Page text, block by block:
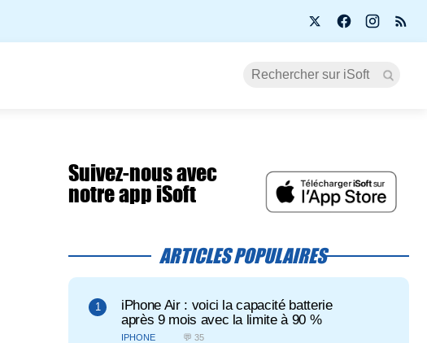
Suivez-nous avec
notre app iSoft
ARTICLES POPULAIRES
iPhone Air : voici la capacité batterie
après 9 mois avec la limite à 90 %
IPHONE 💬 35